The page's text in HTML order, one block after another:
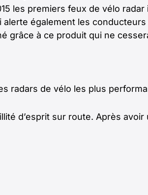
les premiers feux de vélo
également les
grâce à ce produit qui ne
radars de vélo les plus
d’esprit sur route. Après avoir